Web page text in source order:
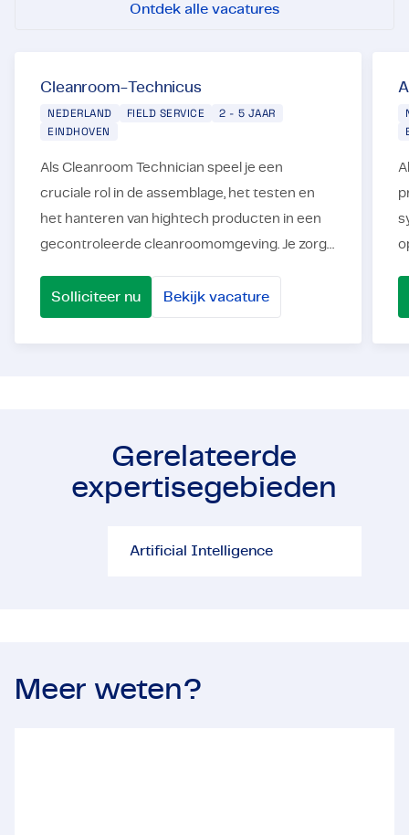
Ontdek alle vacatures
Cleanroom-Technicus
NEDERLAND FIELD SERVICE
2 - 5 JAAR
EINDHOVEN
Als Cleanroom Technician speel je een
cruciale rol in de assemblage, het testen en
het hanteren van hightech producten in een
gecontroleerde cleanroomomgeving. Je zorgt
kwaliteits- en contaminatiestandaard...
Solliciteer nu Bekijk vacature
Gerelateerde
expertisegebieden
Artificial Intelligence
Meer weten?